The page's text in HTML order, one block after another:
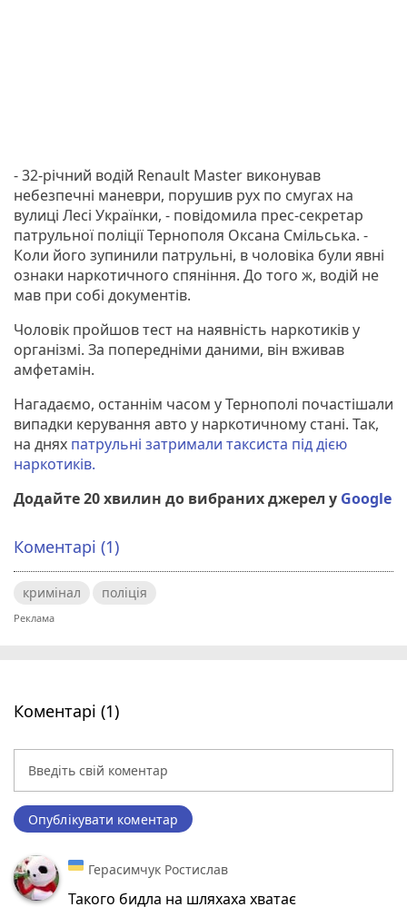
- 32-річний водій Renault Master виконував
небезпечні маневри, порушив рух по смугах на
вулиці Лесі Українки, - повідомила прес-секретар
патрульної поліції Тернополя Оксана Смільська. -
Коли його зупинили патрульні, в чоловіка були явні
ознаки наркотичного спяніння. До того ж, водій не
мав при собі документів.
Чоловік пройшов тест на наявність наркотиків у
організмі. За попередніми даними, він вживав
амфетамін.
Нагадаємо, останнім часом у Тернополі почастішали
випадки керування авто у наркотичному стані. Так,
на днях патрульні затримали таксиста під дією
наркотиків.
Додайте 20 хвилин до вибраних джерел у Google
Коментарі (1)
кримінал поліція
Коментарі (1)
Опублікувати коментар
Герасимчук Ростислав
Такого бидла на шляхаха хватає